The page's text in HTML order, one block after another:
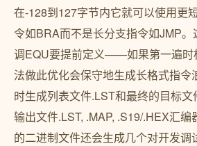
在-128到127字节内它就可以使用更
令如BRA而不是长分支指令如JMP
调EQU要提前定义——如果第一遍时
法做此优化会保守地生成长格式指令
时生成列表文件.LST和最终的目标
输出文件.LST, .MAP, .S19/.HEX汇
的二进制文件还会生成几个对开发调